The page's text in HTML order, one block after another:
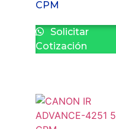
CPM
Solicitar
Cotización